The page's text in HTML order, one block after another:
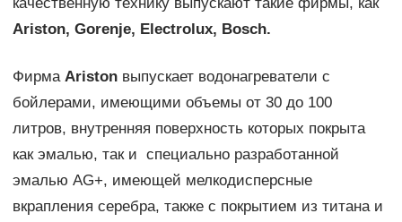
Ariston, Gorenje, Electrolux, Bosch.
Фирма Aristonвыпускает водонагреватели с
бойлерами, имеющими объемы от 30 до 100
литров, внутренняя поверхность которых покрыта
как эмалью, так и специально разработанной
эмалью AG+, имеющей мелкодисперсные
вкрапления серебра, также с покрытием из титана и